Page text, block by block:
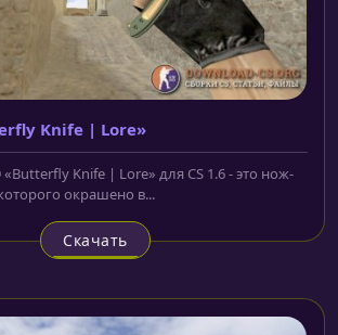
Knife | Lore»
Knife | Lore» для CS 1.6 - это нож-
окрашено в...
Скачать